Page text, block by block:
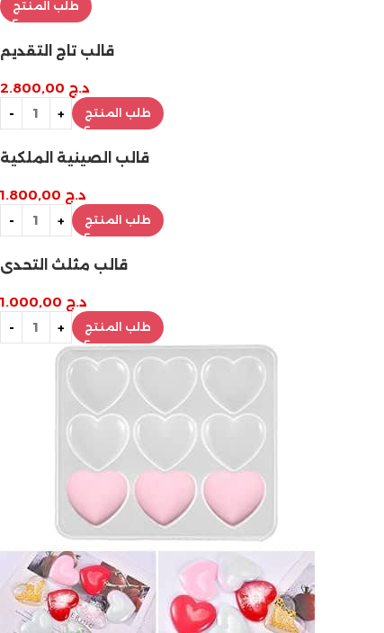
طلب المنتج
قالب تاج التقديم
د.ج
طلب المنتج
قالب الصينية الملكية
د.ج
طلب المنتج
قالب مثلث التحدي
د.ج
طلب المنتج